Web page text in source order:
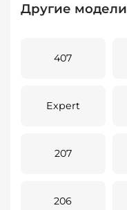
Другие модели
407
Expert
207
206